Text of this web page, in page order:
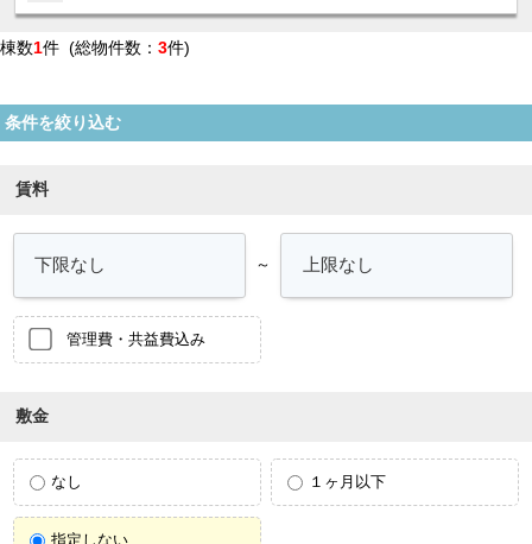
棟数1件 (総物件数： 3件)
条件を絞り込む
賃料
～
管理費・共益費込み
敷金
なし １ヶ月以下
指定しない